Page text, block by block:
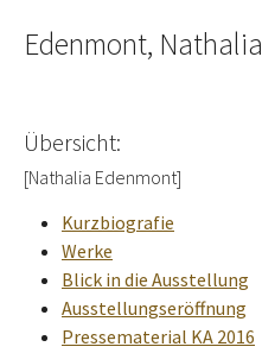
Edenmont, Nathalia
Übersicht:
[Nathalia Edenmont]
Kurzbiografie
Werke
Blick in die Ausstellung
Ausstellungseröffnung
Pressematerial KA 2016